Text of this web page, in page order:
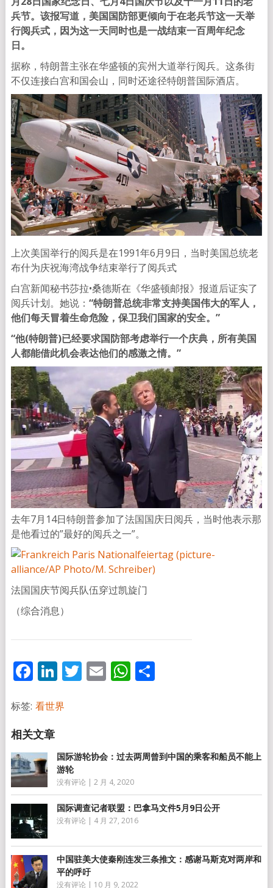
兵节。该报写道，美国国防部更倾向于在老兵节这一天举
行阅兵式，因为这一天同时也是一战结束一百周年纪念
日。
据称，特朗普主张在华盛顿的宾州大道举行阅兵。这条街
不仅连接白宫和国会山，同时还途径特朗普国际酒店。
上次美国举行的阅兵是在1991年6月9日，当时美国总统老
布什为庆祝海湾战争结束举行了阅兵式
白宫新闻秘书莎拉•桑德斯在《华盛顿邮报》报道后证实了
阅兵计划。她说： “特朗普总统非常支持美国伟大的军人，
他们每天冒着生命危险，保卫我们国家的安全。”
“他(特朗普)已经要求国防部考虑举行一个庆典，所有美国
人都能借此机会表达他们的感激之情。”
去年7月14日特朗普参加了法国国庆日阅兵，当时他表示那
是他看过的”最好的阅兵之一”。
法国国庆节阅兵队伍穿过凯旋门
（综合消息）
Facebook
LinkedIn
Twitter
EmailWhatsApp
分
标签: 看世界
国际游轮协会：过去两周曾到中国的乘客和船员不能上
游轮
没有评论 2 月 4, 2020
国际调查记者联盟：巴拿马文件5月9日公开
没有评论 4 月 27, 2016
中国驻美大使秦刚连发三条推文：感谢马斯克对两岸和
平的呼吁
没有评论 10 月 9, 2022